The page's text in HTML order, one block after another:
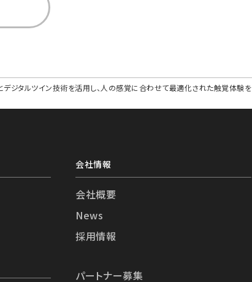
デジタルツイン技術を活用し、人の感覚に合わせて最適化された触覚体験を
会社情報
会社概要
News
採用情報
パートナー募集